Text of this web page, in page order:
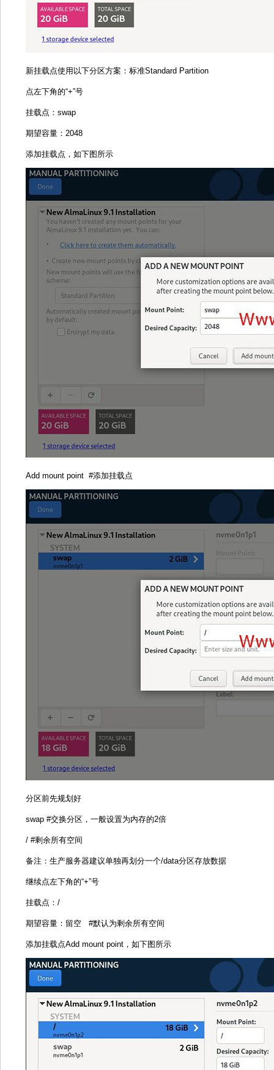
新挂载点使用以下分区方案：标准Standard Partition
点左下角的“+”号
挂载点：swap
期望容量：2048
添加挂载点，如下图所示
Add mount point #添加挂载点
分区前先规划好
swap #交换分区，一般设置为内存的2倍
/ #剩余所有空间
备注：生产服务器建议单独再划分一个/data分区存放数据
继续点左下角的“+”号
挂载点：/
期望容量：留空 #默认为剩余所有空间
添加挂载点Add mount point，如下图所示